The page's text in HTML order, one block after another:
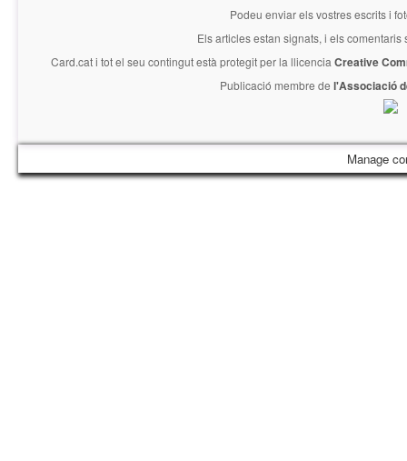
Podeu enviar els vostres escrits i
Els articles estan signats, i els
Card.cati tot el seu contingut està protegit per la llicencia Creative
Publicació membre de l'Associació
Manage